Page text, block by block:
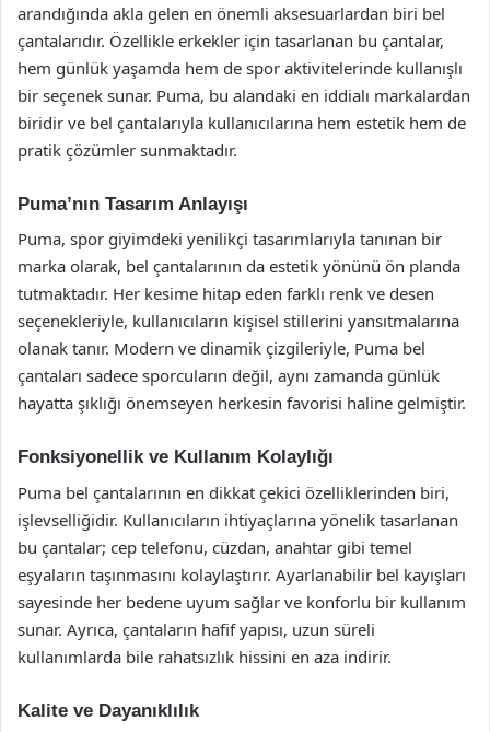
arandığında akla gelen en önemli aksesuarlardan biri bel
çantalarıdır. Özellikle erkekler için tasarlanan bu çantalar,
hem günlük yaşamda hem de spor aktivitelerinde kullanışlı
bir seçenek sunar. Puma, bu alandaki en iddialı markalardan
biridir ve bel çantalarıyla kullanıcılarına hem estetik hem de
pratik çözümler sunmaktadır.
Puma’nın Tasarım Anlayışı
Puma, spor giyimdeki yenilikçi tasarımlarıyla tanınan bir
marka olarak, bel çantalarının da estetik yönünü ön planda
tutmaktadır. Her kesime hitap eden farklı renk ve desen
seçenekleriyle, kullanıcıların kişisel stillerini yansıtmalarına
olanak tanır. Modern ve dinamik çizgileriyle, Puma bel
çantaları sadece sporcuların değil, aynı zamanda günlük
hayatta şıklığı önemseyen herkesin favorisi haline gelmiştir.
Fonksiyonellik ve Kullanım Kolaylığı
Puma bel çantalarının en dikkat çekici özelliklerinden biri,
işlevselliğidir. Kullanıcıların ihtiyaçlarına yönelik tasarlanan
bu çantalar; cep telefonu, cüzdan, anahtar gibi temel
eşyaların taşınmasını kolaylaştırır. Ayarlanabilir bel kayışları
sayesinde her bedene uyum sağlar ve konforlu bir kullanım
sunar. Ayrıca, çantaların hafif yapısı, uzun süreli
kullanımlarda bile rahatsızlık hissini en aza indirir.
Kalite ve Dayanıklılık